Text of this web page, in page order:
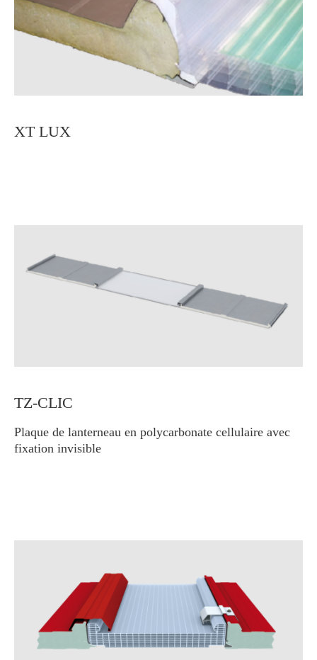
XT LUX
TZ-CLIC
Plaque de lanterneau en polycarbonate cellulaire avec
fixation invisible